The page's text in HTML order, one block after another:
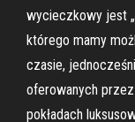
wycieczkowy jest
którego mamy
czasie,
oferowanych
pokładach